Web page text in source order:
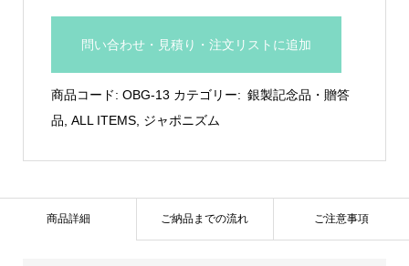
ー
問い合わせ・見積り・注文リストに追加
商品コード: OBG-13 カテゴリー: 銀製記念品・贈答
品 ALL ITEMS, ジャポニズム
商品詳細 ご納品までの流れ ご注意事項